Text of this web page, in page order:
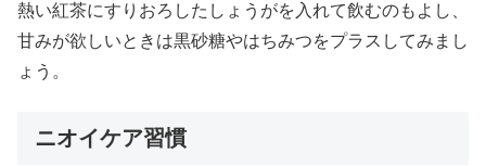
熱い紅茶にすりおろしたしょうがを入れて飲むのもよし、
甘みが欲しいときは黒砂糖やはちみつをプラスしてみまし
ょう。
ニオイケア習慣